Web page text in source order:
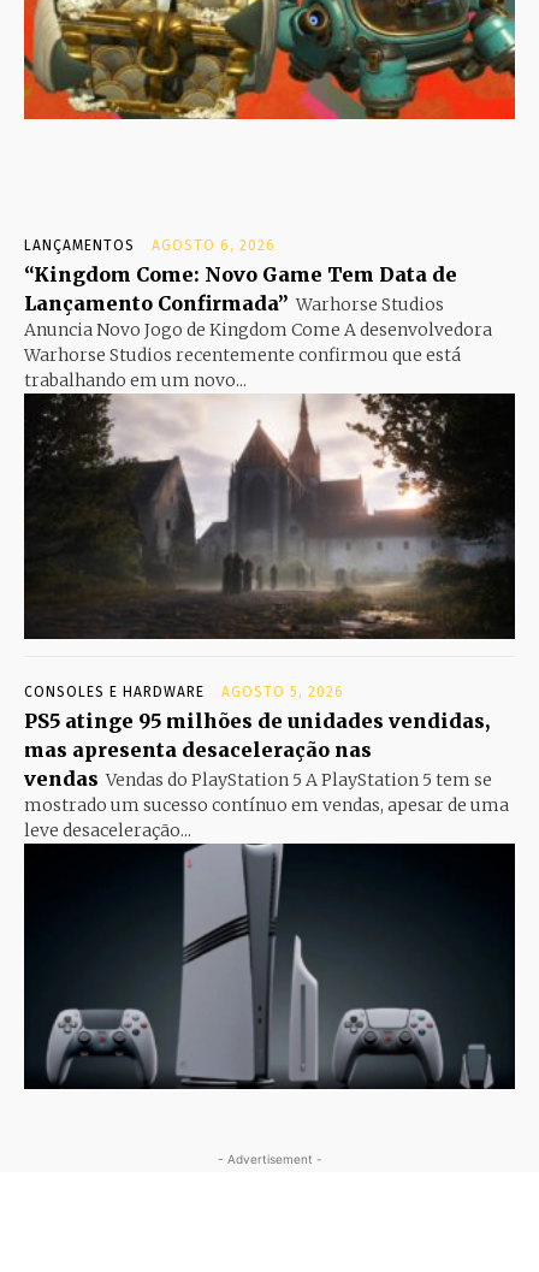
LANÇAMENTOS AGOSTO 6, 2026
“Kingdom Come: Novo Game Tem Data de
Lançamento Confirmada” Warhorse Studios
Anuncia Novo Jogo de Kingdom Come A desenvolvedora
Warhorse Studios recentemente confirmou que está
trabalhando em um novo...
CONSOLES E HARDWARE AGOSTO 5, 2026
PS5 atinge 95 milhões de unidades vendidas,
mas apresenta desaceleração nas
vendas Vendas do PlayStation 5 A PlayStation 5 tem se
mostrado um sucesso contínuo em vendas, apesar de uma
leve desaceleração...
- Advertisement -